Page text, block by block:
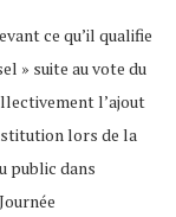
ce qu’il qualifie
» suite au vote du
l’ajout
lors de la
public dans